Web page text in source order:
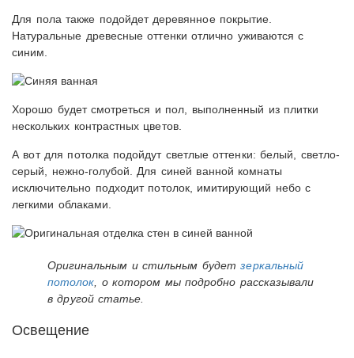
Для пола также подойдет деревянное покрытие.
Натуральные древесные оттенки отлично уживаются с
синим.
Хорошо будет смотреться и пол, выполненный из плитки
нескольких контрастных цветов.
А вот для потолка подойдут светлые оттенки: белый, светло-
серый, нежно-голубой. Для синей ванной комнаты
исключительно подходит потолок, имитирующий небо с
легкими облаками.
Оригинальным и стильным будетзеркальный
потолок , о котором мы подробно рассказывали
в другой статье.
Освещение